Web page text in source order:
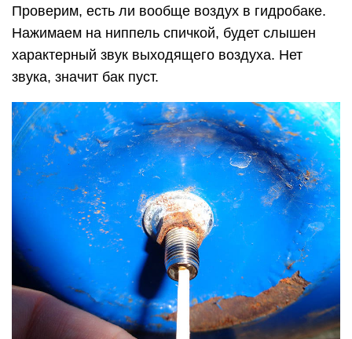
Проверим, есть ли вообще воздух в гидробаке.
Нажимаем на ниппель спичкой, будет слышен
характерный звук выходящего воздуха. Нет
звука, значит бак пуст.